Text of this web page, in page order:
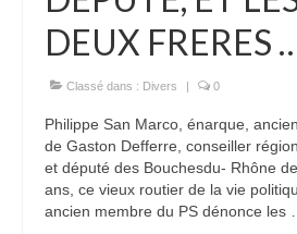
DEUX FRERES
Classé dans : Divers | 0
Philippe San Marco, énarque,
de Gaston Defferre, conseiller
et député des Bouchesdu- Rhône
ans, ce vieux routier de la vie
ancien membre du PS dénonce les